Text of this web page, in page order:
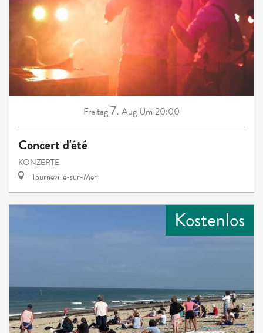
Freitag7. Aug Um 20:00
Concert d'été
KONZERTE
Tourneville-sur-Mer
Kostenlos